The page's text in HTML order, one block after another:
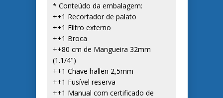
* Conteúdo da embalagem:
++1 Recortador de palato
++1 Filtro externo
++1 Broca
++80 cm de Mangueira 32mm
(1.1/4")
++1 Chave hallen 2,5mm
++1 Fusível reserva
++1 Manual com certificado de